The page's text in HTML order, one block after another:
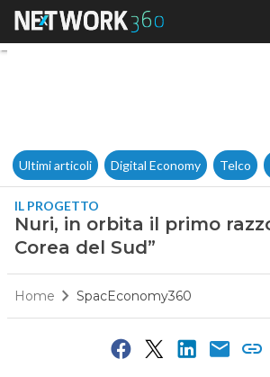
Nuri, in
Ultimi articoli Digital Economy Telco
IL PROGETTO
Nuri, in orbita il primo
Corea del Sud”
Home SpacEconomy360